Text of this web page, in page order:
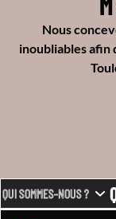
Nous
inoubliables afin
QUI SOMMES-NOUS ?